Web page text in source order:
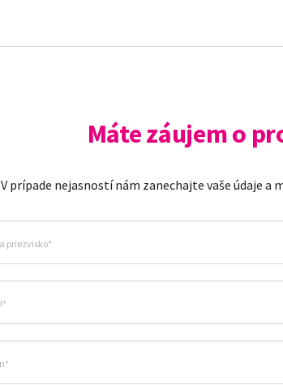
Máte záujem o
V prípade nejasností nám zanechajte vaše údaje a